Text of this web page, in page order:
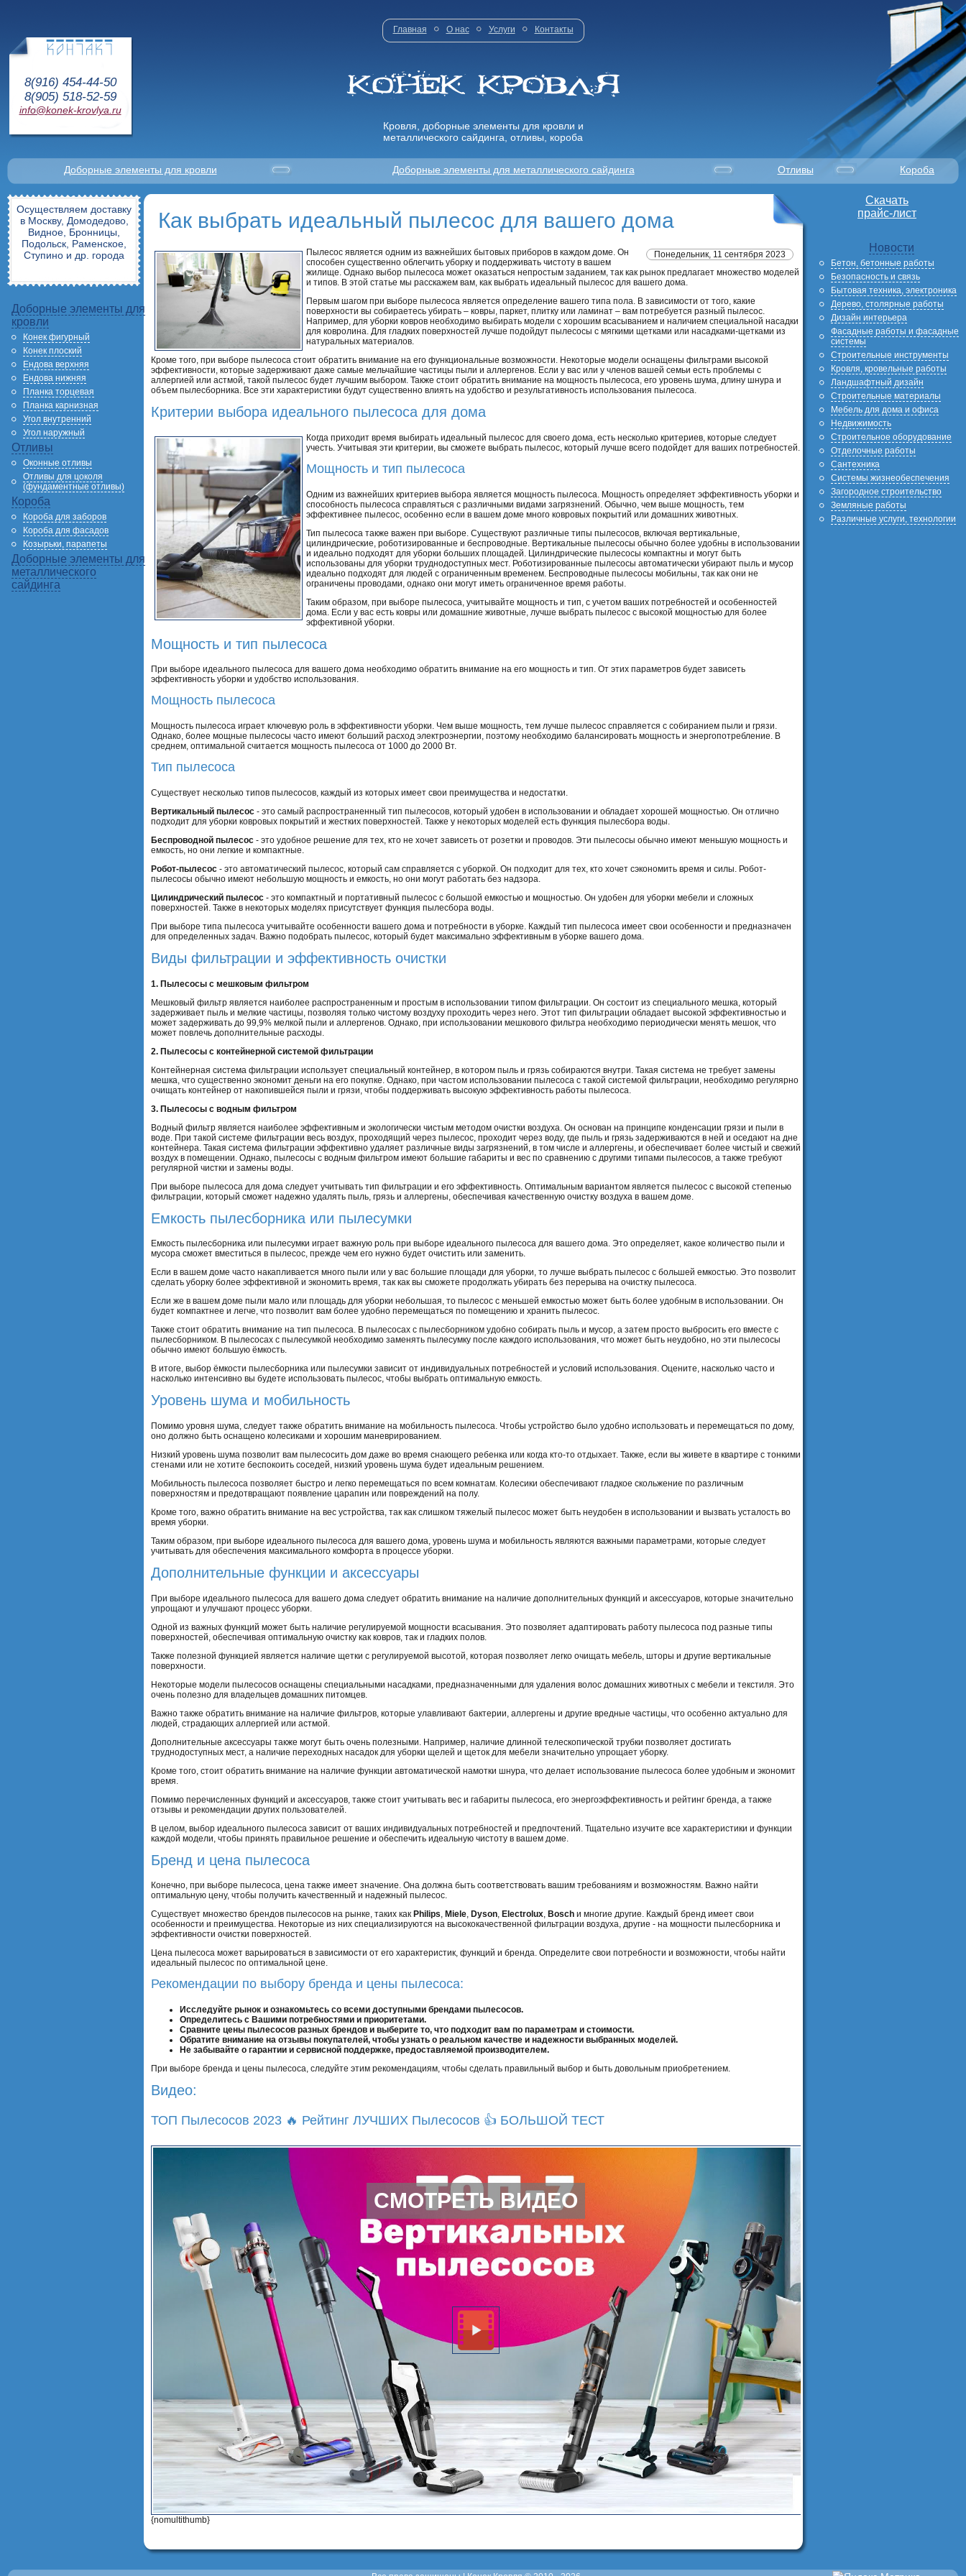
8(916) 454-44-50
8(905) 518-52-59
info@konek-krovlya.ru
Главная О нас Услуги Контакты
Кровля, доборные элементы для кровли и
металлического сайдинга, отливы, короба
Доборные элементы для кровли Доборные элементы для металлического сайдинга Отливы Короба
Осуществляем доставку
в Москву, Домодедово,
Видное, Бронницы,
Подольск, Раменское,
Ступино и др. города
Доборные элементы для
кровли
Конек фигурный
Конек плоский
Ендова верхняя
Ендова нижняя
Планка торцевая
Планка карнизная
Угол внутренний
Угол наружный
Отливы
Оконные отливы
Отливы для цоколя
(фундаментные отливы)
Короба
Короба для заборов
Короба для фасадов
Козырьки, парапеты
Доборные элементы для
металлического
сайдинга
Как выбрать идеальный пылесос для вашего дома
Понедельник, 11 сентября 2023
Пылесос является одним из важнейших бытовых приборов в каждом доме. Он
способен существенно облегчить уборку и поддерживать чистоту в вашем
жилище. Однако выбор пылесоса может оказаться непростым заданием, так как рынок предлагает множество моделей
и типов. В этой статье мы расскажем вам, как выбрать идеальный пылесос для вашего дома.
Первым шагом при выборе пылесоса является определение вашего типа пола. В зависимости от того, какие
поверхности вы собираетесь убирать – ковры, паркет, плитку или ламинат – вам потребуется разный пылесос.
Например, для уборки ковров необходимо выбирать модели с хорошим всасыванием и наличием специальной насадки
для ковролина. Для гладких поверхностей лучше подойдут пылесосы с мягкими щетками или насадками-щетками из
натуральных материалов.
Кроме того, при выборе пылесоса стоит обратить внимание на его функциональные возможности. Некоторые модели оснащены фильтрами высокой
эффективности, которые задерживают даже самые мельчайшие частицы пыли и аллергенов. Если у вас или у членов вашей семьи есть проблемы с
аллергией или астмой, такой пылесос будет лучшим выбором. Также стоит обратить внимание на мощность пылесоса, его уровень шума, длину шнура и
объем пылесборника. Все эти характеристики будут существенно влиять на удобство и результативность использования пылесоса.
Критерии выбора идеального пылесоса для дома
Когда приходит время выбирать идеальный пылесос для своего дома, есть несколько критериев, которые следует
учесть. Учитывая эти критерии, вы сможете выбрать пылесос, который лучше всего подойдет для ваших потребностей.
Мощность и тип пылесоса
Одним из важнейших критериев выбора является мощность пылесоса. Мощность определяет эффективность уборки и
способность пылесоса справляться с различными видами загрязнений. Обычно, чем выше мощность, тем
эффективнее пылесос, особенно если в вашем доме много ковровых покрытий или домашних животных.
Тип пылесоса также важен при выборе. Существуют различные типы пылесосов, включая вертикальные,
цилиндрические, роботизированные и беспроводные. Вертикальные пылесосы обычно более удобны в использовании
и идеально подходят для уборки больших площадей. Цилиндрические пылесосы компактны и могут быть
использованы для уборки труднодоступных мест. Роботизированные пылесосы автоматически убирают пыль и мусор
идеально подходят для людей с ограниченным временем. Беспроводные пылесосы мобильны, так как они не
ограничены проводами, однако они могут иметь ограниченное время работы.
Таким образом, при выборе пылесоса, учитывайте мощность и тип, с учетом ваших потребностей и особенностей
дома. Если у вас есть ковры или домашние животные, лучше выбрать пылесос с высокой мощностью для более
эффективной уборки.
Мощность и тип пылесоса
При выборе идеального пылесоса для вашего дома необходимо обратить внимание на его мощность и тип. От этих параметров будет зависеть
эффективность уборки и удобство использования.
Мощность пылесоса
Мощность пылесоса играет ключевую роль в эффективности уборки. Чем выше мощность, тем лучше пылесос справляется с собиранием пыли и грязи.
Однако, более мощные пылесосы часто имеют больший расход электроэнергии, поэтому необходимо балансировать мощность и энергопотребление. В
среднем, оптимальной считается мощность пылесоса от 1000 до 2000 Вт.
Тип пылесоса
Существует несколько типов пылесосов, каждый из которых имеет свои преимущества и недостатки.
Вертикальный пылесос - это самый распространенный тип пылесосов, который удобен в использовании и обладает хорошей мощностью. Он отлично
подходит для уборки ковровых покрытий и жестких поверхностей. Также у некоторых моделей есть функция пылесбора воды.
Беспроводной пылесос - это удобное решение для тех, кто не хочет зависеть от розетки и проводов. Эти пылесосы обычно имеют меньшую мощность и
емкость, но они легкие и компактные.
Робот-пылесос - это автоматический пылесос, который сам справляется с уборкой. Он подходит для тех, кто хочет сэкономить время и силы. Робот-
пылесосы обычно имеют небольшую мощность и емкость, но они могут работать без надзора.
Цилиндрический пылесос - это компактный и портативный пылесос с большой емкостью и мощностью. Он удобен для уборки мебели и сложных
поверхностей. Также в некоторых моделях присутствует функция пылесбора воды.
При выборе типа пылесоса учитывайте особенности вашего дома и потребности в уборке. Каждый тип пылесоса имеет свои особенности и предназначен
для определенных задач. Важно подобрать пылесос, который будет максимально эффективным в уборке вашего дома.
Виды фильтрации и эффективность очистки
1. Пылесосы с мешковым фильтром
Мешковый фильтр является наиболее распространенным и простым в использовании типом фильтрации. Он состоит из специального мешка, который
задерживает пыль и мелкие частицы, позволяя только чистому воздуху проходить через него. Этот тип фильтрации обладает высокой эффективностью и
может задерживать до 99,9% мелкой пыли и аллергенов. Однако, при использовании мешкового фильтра необходимо периодически менять мешок, что
может повлечь дополнительные расходы.
2. Пылесосы с контейнерной системой фильтрации
Контейнерная система фильтрации использует специальный контейнер, в котором пыль и грязь собираются внутри. Такая система не требует замены
мешка, что существенно экономит деньги на его покупке. Однако, при частом использовании пылесоса с такой системой фильтрации, необходимо регулярно
очищать контейнер от накопившейся пыли и грязи, чтобы поддерживать высокую эффективность работы пылесоса.
3. Пылесосы с водным фильтром
Водный фильтр является наиболее эффективным и экологически чистым методом очистки воздуха. Он основан на принципе конденсации грязи и пыли в
воде. При такой системе фильтрации весь воздух, проходящий через пылесос, проходит через воду, где пыль и грязь задерживаются в ней и оседают на дне
контейнера. Такая система фильтрации эффективно удаляет различные виды загрязнений, в том числе и аллергены, и обеспечивает более чистый и свежий
воздух в помещении. Однако, пылесосы с водным фильтром имеют большие габариты и вес по сравнению с другими типами пылесосов, а также требуют
регулярной чистки и замены воды.
При выборе пылесоса для дома следует учитывать тип фильтрации и его эффективность. Оптимальным вариантом является пылесос с высокой степенью
фильтрации, который сможет надежно удалять пыль, грязь и аллергены, обеспечивая качественную очистку воздуха в вашем доме.
Емкость пылесборника или пылесумки
Емкость пылесборника или пылесумки играет важную роль при выборе идеального пылесоса для вашего дома. Это определяет, какое количество пыли и
мусора сможет вместиться в пылесос, прежде чем его нужно будет очистить или заменить.
Если в вашем доме часто накапливается много пыли или у вас большие площади для уборки, то лучше выбрать пылесос с большей емкостью. Это позволит
сделать уборку более эффективной и экономить время, так как вы сможете продолжать убирать без перерыва на очистку пылесоса.
Если же в вашем доме пыли мало или площадь для уборки небольшая, то пылесос с меньшей емкостью может быть более удобным в использовании. Он
будет компактнее и легче, что позволит вам более удобно перемещаться по помещению и хранить пылесос.
Также стоит обратить внимание на тип пылесоса. В пылесосах с пылесборником удобно собирать пыль и мусор, а затем просто выбросить его вместе с
пылесборником. В пылесосах с пылесумкой необходимо заменять пылесумку после каждого использования, что может быть неудобно, но эти пылесосы
обычно имеют большую ёмкость.
В итоге, выбор ёмкости пылесборника или пылесумки зависит от индивидуальных потребностей и условий использования. Оцените, насколько часто и
насколько интенсивно вы будете использовать пылесос, чтобы выбрать оптимальную емкость.
Уровень шума и мобильность
Помимо уровня шума, следует также обратить внимание на мобильность пылесоса. Чтобы устройство было удобно использовать и перемещаться по дому,
оно должно быть оснащено колесиками и хорошим маневрированием.
Низкий уровень шума позволит вам пылесосить дом даже во время снающего ребенка или когда кто-то отдыхает. Также, если вы живете в квартире с тонкими
стенами или не хотите беспокоить соседей, низкий уровень шума будет идеальным решением.
Мобильность пылесоса позволяет быстро и легко перемещаться по всем комнатам. Колесики обеспечивают гладкое скольжение по различным
поверхностям и предотвращают появление царапин или повреждений на полу.
Кроме того, важно обратить внимание на вес устройства, так как слишком тяжелый пылесос может быть неудобен в использовании и вызвать усталость во
время уборки.
Таким образом, при выборе идеального пылесоса для вашего дома, уровень шума и мобильность являются важными параметрами, которые следует
учитывать для обеспечения максимального комфорта в процессе уборки.
Дополнительные функции и аксессуары
При выборе идеального пылесоса для вашего дома следует обратить внимание на наличие дополнительных функций и аксессуаров, которые значительно
упрощают и улучшают процесс уборки.
Одной из важных функций может быть наличие регулируемой мощности всасывания. Это позволяет адаптировать работу пылесоса под разные типы
поверхностей, обеспечивая оптимальную очистку как ковров, так и гладких полов.
Также полезной функцией является наличие щетки с регулируемой высотой, которая позволяет легко очищать мебель, шторы и другие вертикальные
поверхности.
Некоторые модели пылесосов оснащены специальными насадками, предназначенными для удаления волос домашних животных с мебели и текстиля. Это
очень полезно для владельцев домашних питомцев.
Важно также обратить внимание на наличие фильтров, которые улавливают бактерии, аллергены и другие вредные частицы, что особенно актуально для
людей, страдающих аллергией или астмой.
Дополнительные аксессуары также могут быть очень полезными. Например, наличие длинной телескопической трубки позволяет достигать
труднодоступных мест, а наличие переходных насадок для уборки щелей и щеток для мебели значительно упрощает уборку.
Кроме того, стоит обратить внимание на наличие функции автоматической намотки шнура, что делает использование пылесоса более удобным и экономит
время.
Помимо перечисленных функций и аксессуаров, также стоит учитывать вес и габариты пылесоса, его энергоэффективность и рейтинг бренда, а также
отзывы и рекомендации других пользователей.
В целом, выбор идеального пылесоса зависит от ваших индивидуальных потребностей и предпочтений. Тщательно изучите все характеристики и функции
каждой модели, чтобы принять правильное решение и обеспечить идеальную чистоту в вашем доме.
Бренд и цена пылесоса
Конечно, при выборе пылесоса, цена также имеет значение. Она должна быть соответствовать вашим требованиям и возможностям. Важно найти
оптимальную цену, чтобы получить качественный и надежный пылесос.
Существует множество брендов пылесосов на рынке, таких как Philips, Miele, Dyson, Electrolux, Bosch и многие другие. Каждый бренд имеет свои
особенности и преимущества. Некоторые из них специализируются на высококачественной фильтрации воздуха, другие - на мощности пылесборника и
эффективности очистки поверхностей.
Цена пылесоса может варьироваться в зависимости от его характеристик, функций и бренда. Определите свои потребности и возможности, чтобы найти
идеальный пылесос по оптимальной цене.
Рекомендации по выбору бренда и цены пылесоса:
Исследуйте рынок и ознакомьтесь со всеми доступными брендами пылесосов.
Определитесь с Вашими потребностями и приоритетами.
Сравните цены пылесосов разных брендов и выберите то, что подходит вам по параметрам и стоимости.
Обратите внимание на отзывы покупателей, чтобы узнать о реальном качестве и надежности выбранных моделей.
Не забывайте о гарантии и сервисной поддержке, предоставляемой производителем.
При выборе бренда и цены пылесоса, следуйте этим рекомендациям, чтобы сделать правильный выбор и быть довольным приобретением.
Видео:
ТОП Пылесосов 2023 🔥 Рейтинг ЛУЧШИХ Пылесосов 👍 БОЛЬШОЙ ТЕСТ
СМОТРЕТЬ ВИДЕО
{nomultithumb}
Скачать
прайс-лист
Новости
Бетон, бетонные работы
Безопасность и связь
Бытовая техника, электроника
Дерево, столярные работы
Дизайн интерьера
Фасадные работы и фасадные
системы
Строительные инструменты
Кровля, кровельные работы
Ландшафтный дизайн
Строительные материалы
Мебель для дома и офиса
Недвижимость
Строительное оборудование
Отделочные работы
Сантехника
Системы жизнеобеспечения
Загородное строительство
Земляные работы
Различные услуги, технологии